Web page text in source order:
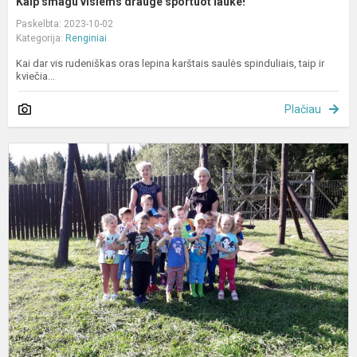
Paskelbta: 2023-10-02
Kategorija: Renginiai
Kai dar vis rudeniškas oras lepina karštais saulės spinduliais, taip ir
kviečia...
Plačiau